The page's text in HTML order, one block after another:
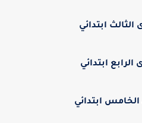
ابتدائي
ابتدائي
ابتدائي